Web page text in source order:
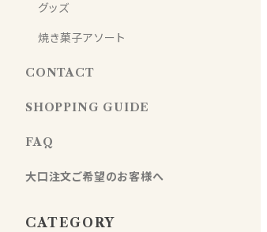
グッズ
焼き菓子アソート
CONTACT
SHOPPING GUIDE
FAQ
大口注文ご希望のお客様へ
CATEGORY